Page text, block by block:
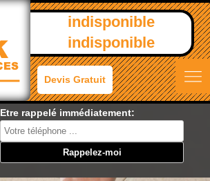
indisponible
indisponible
Devis Gratuit
Etre rappelé immédiatement: